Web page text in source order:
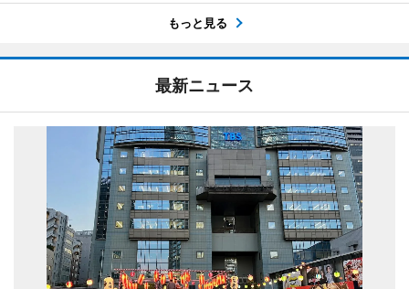
もっと見る
最新ニュース